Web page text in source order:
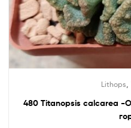
Lithops,
480 Titanopsis calcarea -